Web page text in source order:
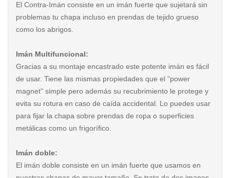
El Contra-Imán consiste en un imán fuerte que sujetará sin
problemas tu chapa incluso en prendas de tejido grueso
como los abrigos.
Imán Multifuncional:
Gracias a su montaje encastrado este potente imán es fácil
de usar. Tiene las mismas propiedades que el "power
magnet" simple pero además su recubrimiento le protege y
evita su rotura en caso de caída accidental. Lo puedes usar
para fijar la chapa sobre prendas de ropa o superficies
metálicas como un frigorífico.
Imán doble:
El imán doble consiste en un imán fuerte que usamos en